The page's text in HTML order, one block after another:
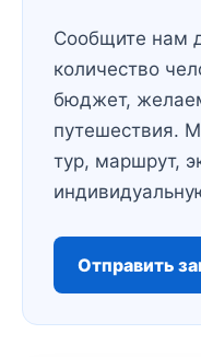
Сообщите нам
количество
бюджет,
путешествия.
тур, маршрут,
Отправить